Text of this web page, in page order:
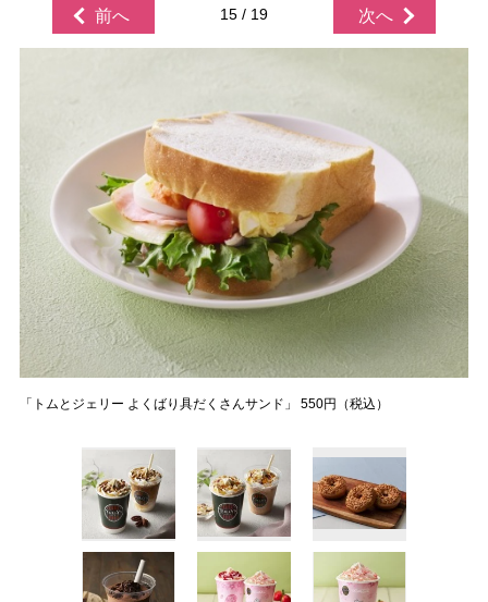
前へ 15 / 19 次へ
「トムとジェリー よくばり具だくさんサンド」 550円（税込）